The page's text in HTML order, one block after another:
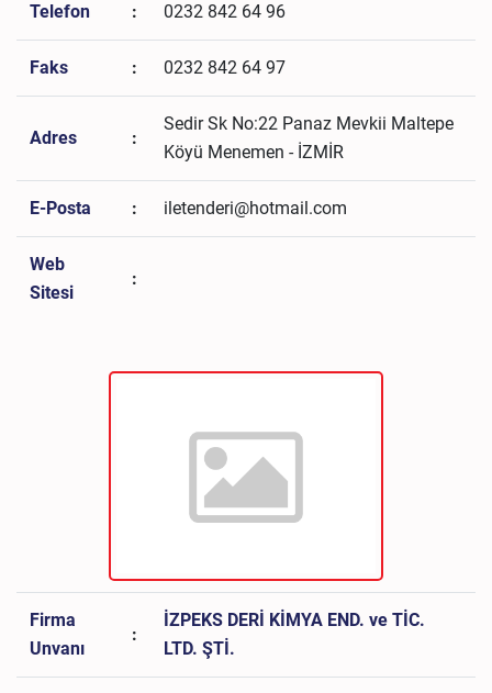
Telefon : 0232 842 64 96
Faks : 0232 842 64 97
Adres :
Sedir Sk No:22 Panaz Mevkii Maltepe
Köyü Menemen - İZMİR
E-Posta : iletenderi@hotmail.com
Web
Sitesi
:
Firma
Unvanı
:
İZPEKS DERİ KİMYA END. ve TİC.
LTD. ŞTİ.